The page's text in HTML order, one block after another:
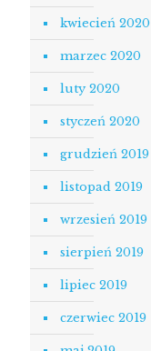
kwiecień 2020
marzec 2020
luty 2020
styczeń 2020
grudzień 2019
listopad 2019
wrzesień 2019
sierpień 2019
lipiec 2019
czerwiec 2019